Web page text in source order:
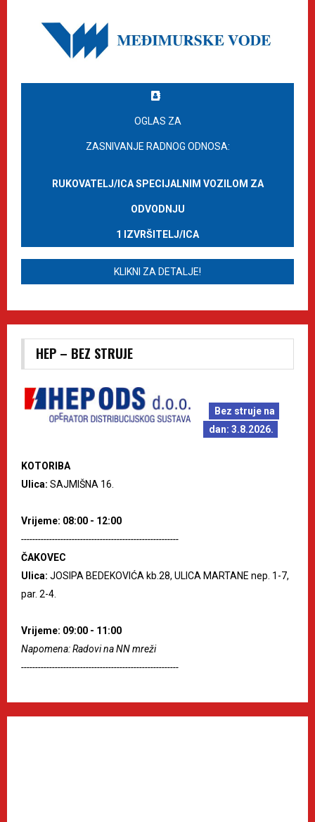
OGLAS ZA
ZASNIVANJE RADNOG ODNOSA:
RUKOVATELJ/ICA SPECIJALNIM VOZILOM ZA
ODVODNJU
1 IZVRŠITELJ/ICA
KLIKNI ZA DETALJE!
HEP – BEZ STRUJE
Bez struje na
dan: 3.8.2026.
KOTORIBA
Ulica: SAJMIŠNA 16.
Vrijeme: 08:00 - 12:00
--------------------------------------------------------
ČAKOVEC
Ulica: JOSIPA BEDEKOVIĆA kb.28, ULICA MARTANE nep. 1-7,
par. 2-4.
Vrijeme: 09:00 - 11:00
Napomena: Radovi na NN mreži
--------------------------------------------------------